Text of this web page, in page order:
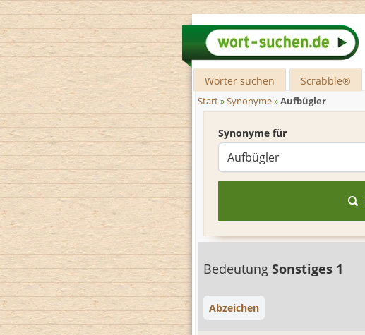
Wörter suchen Scrabble®
Start»Synonyme»Aufbügler
Synonyme für
Bedeutung Sonstiges 1
Abzeichen